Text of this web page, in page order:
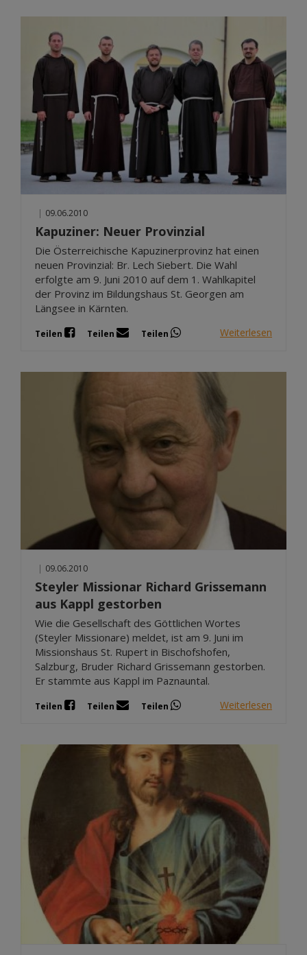
| 09.06.2010
Kapuziner: Neuer Provinzial
Die Österreichische Kapuzinerprovinz hat einen
neuen Provinzial: Br. Lech Siebert. Die Wahl
erfolgte am 9. Juni 2010 auf dem 1. Wahlkapitel
der Provinz im Bildungshaus St. Georgen am
Längsee in Kärnten.
Teilen Teilen Teilen Weiterlesen
| 09.06.2010
Steyler Missionar Richard Grissemann
aus Kappl gestorben
Wie die Gesellschaft des Göttlichen Wortes
(Steyler Missionare) meldet, ist am 9. Juni im
Missionshaus St. Rupert in Bischofshofen,
Salzburg, Bruder Richard Grissemann gestorben.
Er stammte aus Kappl im Paznauntal.
Teilen Teilen Teilen Weiterlesen